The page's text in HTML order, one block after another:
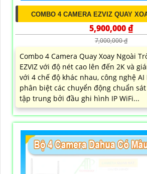
COMBO 4 CAMERA EZVIZ QUAY
5,900,000 ₫
7,000,000 ₫
Combo 4 Camera Quay Xoay Ngoài
EZVIZ với độ nét cao lên đến 2K và
với 4 chế độ khác nhau, công nghệ AI
phân biệt các chuyển động chuẩn
tập trung bởi đầu ghi hình IP WiFi...